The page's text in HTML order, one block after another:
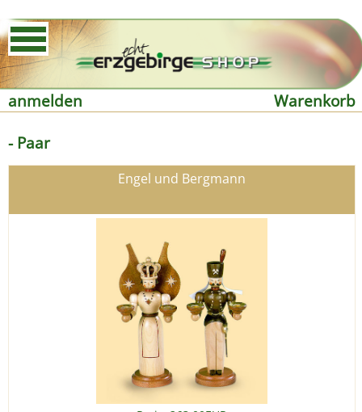
anmelden
Warenkorb
- Paar
Engel und Bergmann